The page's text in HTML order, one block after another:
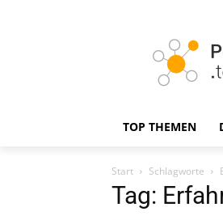
TOP THEMEN
Start Schlagworte
Tag: